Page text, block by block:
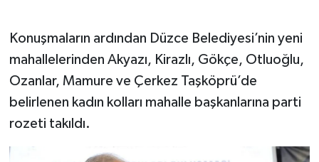
Konuşmaların ardından Düzce Belediyesi’nin yeni
mahallelerinden Akyazı, Kirazlı, Gökçe, Otluoğlu,
Ozanlar, Mamure ve Çerkez Taşköprü’de
belirlenen kadın kolları mahalle başkanlarına parti
rozeti takıldı.